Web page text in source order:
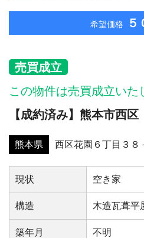
希望価格 ５
売買成立
この物件は売買成立いた
【成約済み】熊本市西
熊本県 西区花園６丁目３８
現状 空き家
構造 木造瓦葺平
築年⽉ 不明